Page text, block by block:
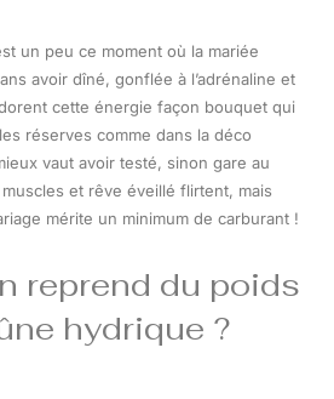
un peu ce moment où la mariée
avoir dîné, gonflée à l’adrénaline et
cette énergie façon bouquet qui
réserves comme dans la déco
vaut avoir testé, sinon gare au
et rêve éveillé flirtent, mais
mérite un minimum de carburant !
reprend du poids
hydrique ?